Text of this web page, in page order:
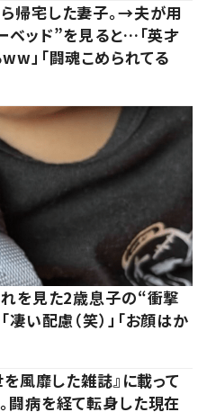
帰宅した妻子。→夫が用
ベッド”を見ると…「英才
」「闘魂こめられてる
れを見た2歳息子の“衝撃
い配慮（笑）」「お顔はか
風靡した雑誌』に載って
闘病を経て転身した現在